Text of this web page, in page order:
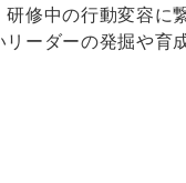
修中の行動変容に
ーダーの発掘や育